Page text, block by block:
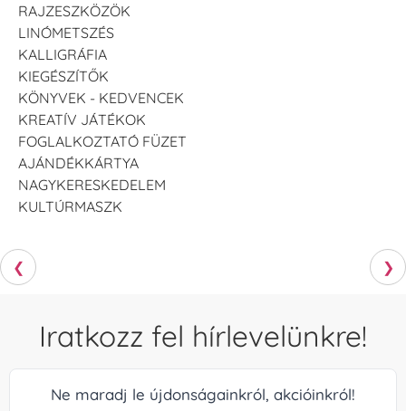
RAJZESZKÖZÖK
LINÓMETSZÉS
KALLIGRÁFIA
KIEGÉSZÍTŐK
KÖNYVEK - KEDVENCEK
KREATÍV JÁTÉKOK
FOGLALKOZTATÓ FÜZET
AJÁNDÉKKÁRTYA
NAGYKERESKEDELEM
KULTÚRMASZK
❮ ❯
Iratkozz fel hírlevelünkre!
Ne maradj le újdonságainkról, akcióinkról!